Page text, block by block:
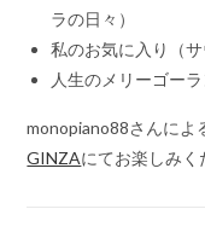
ラの日々）
私のお気に入り（
人生のメリーゴー
monopiano88さんによ
GINZAにてお楽しみく